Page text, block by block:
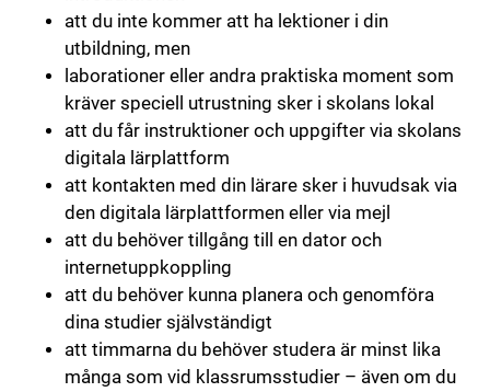
att du inte kommer att ha lektioner i din
utbildning, men
laborationer eller andra praktiska moment som
kräver speciell utrustning sker i skolans lokal
att du får instruktioner och uppgifter via skolans
digitala lärplattform
att kontakten med din lärare sker i huvudsak via
den digitala lärplattformen eller via mejl
att du behöver tillgång till en dator och
internetuppkoppling
att du behöver kunna planera och genomföra
dina studier självständigt
att timmarna du behöver studera är minst lika
många som vid klassrumsstudier – även om du